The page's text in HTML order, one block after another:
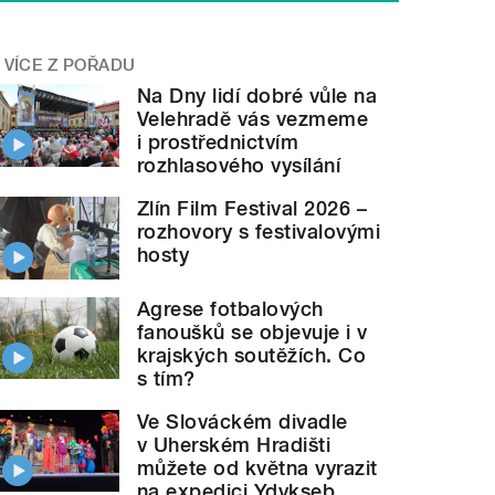
VÍCE Z POŘADU
Na Dny lidí dobré vůle na
Velehradě vás vezmeme
i prostřednictvím
rozhlasového vysílání
Zlín Film Festival 2026 –
rozhovory s festivalovými
hosty
Agrese fotbalových
fanoušků se objevuje i v
krajských soutěžích. Co
s tím?
Ve Slováckém divadle
v Uherském Hradišti
můžete od května vyrazit